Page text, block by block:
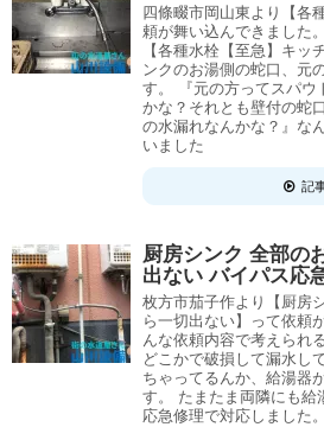
四條畷市岡山東より【各
頼が舞い込んできました
【各種水栓【至急】キ
ンクのお湯側の蛇口、元
す。 『元の方ってスパウ
かな？それとも壁付の蛇
の水漏れなんかな？』な
いました
記
厨房シンク 全部の
出ない バイパス応
枚方市茄子作より【厨房
ら一切出ない】って依頼
んな依頼内容で考えられ
どこかで破損して漏水し
ちゃってるんか、給湯器
す。 たまたま両隣にも給
応急修理で対応しました